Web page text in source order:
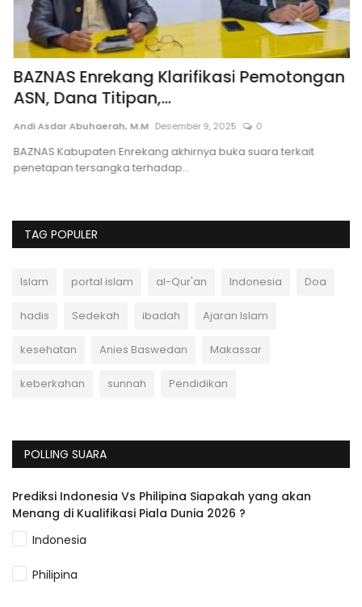
BAZNAS Enrekang Klarifikasi Pemotongan
ASN, Dana Titipan,...
Andi Asdar Abuhaerah, M.M Desember 9, 2025 0
BAZNAS Kabupaten Enrekang akhirnya buka suara terkait
penetapan tersangka terhadap...
TAG POPULER
Islam portal islam al-Qur'an Indonesia Doa
hadis Sedekah ibadah Ajaran Islam
kesehatan Anies Baswedan Makassar
keberkahan sunnah Pendidikan
POLLING SUARA
Prediksi Indonesia Vs Philipina Siapakah yang akan
Menang di Kualifikasi Piala Dunia 2026 ?
Indonesia
Philipina